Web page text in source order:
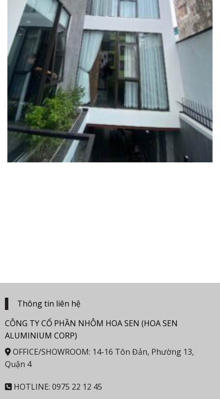
Thông tin liên hệ
CÔNG TY CỔ PHẦN NHÔM HOA SEN (HOA SEN
ALUMINIUM CORP)
OFFICE/SHOWROOM: 14-16 Tôn Đản, Phường 13,
Quận 4
HOTLINE: 0975 22 12 45